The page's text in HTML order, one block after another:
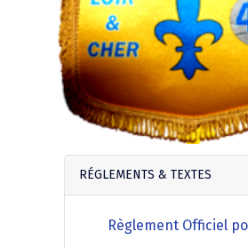
RÉGLEMENTS & TEXTES
Règlement Officiel
Agenda Concours Vétérans
Régionaux & Championnats de France
Résultats & Classement Division 4 B
Résultats & Classement Division 5 A
Championnat Triplettes Mixtes
Championnat Triplettes Vétérans
Palmarès Comité du Loir & Cher
Championnat Individuel Féminin